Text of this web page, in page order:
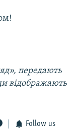
передають
відображають
Follow us